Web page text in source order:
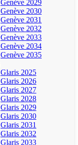
Genève 2029
Genève 2030
Genève 2031
Genève 2032
Genève 2033
Genève 2034
Genève 2035
Glaris 2025
Glaris 2026
Glaris 2027
Glaris 2028
Glaris 2029
Glaris 2030
Glaris 2031
Glaris 2032
Glaris 2033